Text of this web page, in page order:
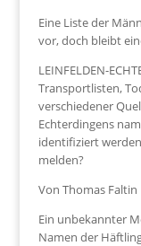
Eine Liste der
vor, doch bleibt
LEINFELDEN-
Transportlisten,
verschiedener
Echterdingens
identifiziert
melden?
Von Thomas Faltin
Ein unbekannter
Namen der